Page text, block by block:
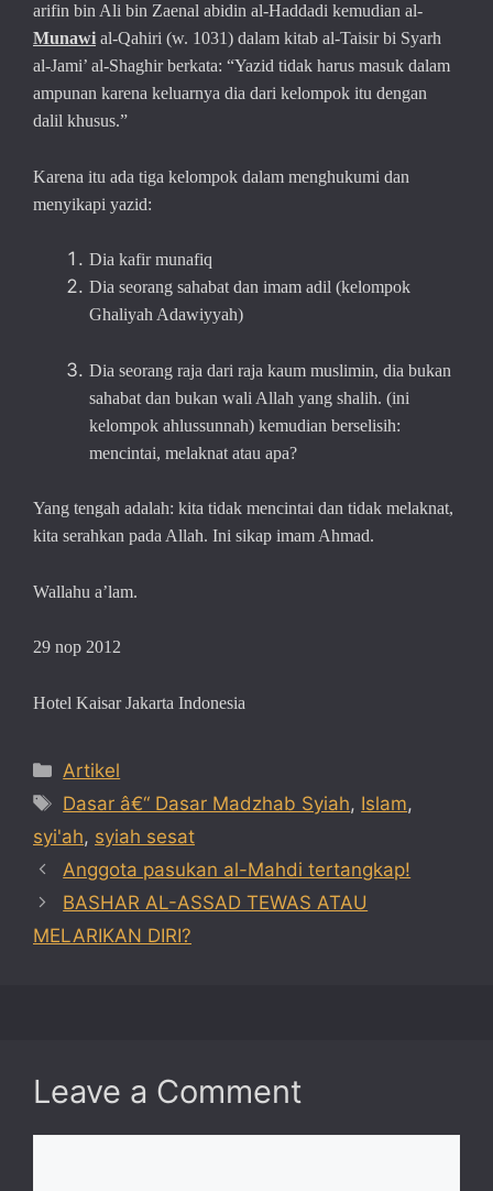
arifin bin Ali bin Zaenal abidin al-Haddadi kemudian al-
Munawi al-Qahiri (w. 1031) dalam kitab al-Taisir bi Syarh
al-Jami’ al-Shaghir berkata: “Yazid tidak harus masuk dalam
ampunan karena keluarnya dia dari kelompok itu dengan
dalil khusus.”
Karena itu ada tiga kelompok dalam menghukumi dan
menyikapi yazid:
Dia kafir munafiq
Dia seorang sahabat dan imam adil (kelompok
Ghaliyah Adawiyyah)
Dia seorang raja dari raja kaum muslimin, dia bukan
sahabat dan bukan wali Allah yang shalih. (ini
kelompok ahlussunnah) kemudian berselisih:
mencintai, melaknat atau apa?
Yang tengah adalah: kita tidak mencintai dan tidak melaknat,
kita serahkan pada Allah. Ini sikap imam Ahmad.
Wallahu a’lam.
29 nop 2012
Hotel Kaisar Jakarta Indonesia
Categories
Artikel
Tags
Dasar â€“ Dasar Madzhab Syiah, Islam,
syi'ah, syiah sesat
Anggota pasukan al-Mahdi tertangkap!
BASHAR AL-ASSAD TEWAS ATAU
MELARIKAN DIRI?
Leave a Comment